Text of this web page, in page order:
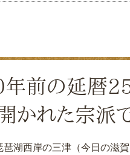
前の延暦25
かれた宗派で
湖西岸の三津（今日の滋賀